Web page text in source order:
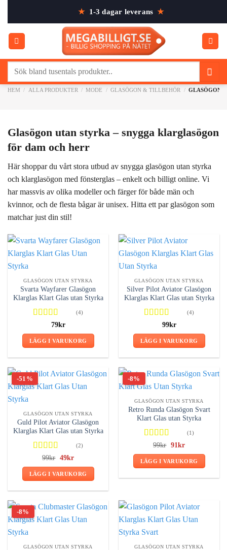
content
★ 1-3 dagar leverans ★
HEM / ALLA PRODUKTER / MODE / GLASÖGON & TILLBEHÖR / GLASÖGON
Glasögon utan styrka – snygga klarglasögon
för dam och herr
Här shoppar du vårt stora utbud av snygga glasögon utan styrka
och klarglasögon med fönsterglas – enkelt och billigt online. Vi
har massvis av olika modeller och färger för både män och
kvinnor, och de flesta bågar är unisex. Hitta ett par glasögon som
matchar just din stil!
GLASÖGON UTAN STYRKA
Svarta Wayfarer Glasögon
Klarglas Klart Glas utan Styrka
Betygsatt
5.00av 5
(4)
79kr
LÄGG I VARUKORG
GLASÖGON UTAN STYRKA
Silver Pilot Aviator Glasögon
Klarglas Klart Glas utan Styrka
Betygsatt
4.50av 5
(4)
99kr
LÄGG I VARUKORG
-51%
GLASÖGON UTAN STYRKA
Guld Pilot Aviator Glasögon
Klarglas Klart Glas utan Styrka
Betygsatt
5.00av 5
(2)
99kr Det
priset
var:
49krDet
priset
är:
LÄGG I VARUKORG
-8%
GLASÖGON UTAN STYRKA
Retro Runda Glasögon Svart
Klart Glas utan Styrka
Betygsatt
5.00av 5
(1)
99kr Det
priset
var:
91 krDet
priset
är:
LÄGG I VARUKORG
-8%
GLASÖGON UTAN STYRKA GLASÖGON UTAN STYRKA